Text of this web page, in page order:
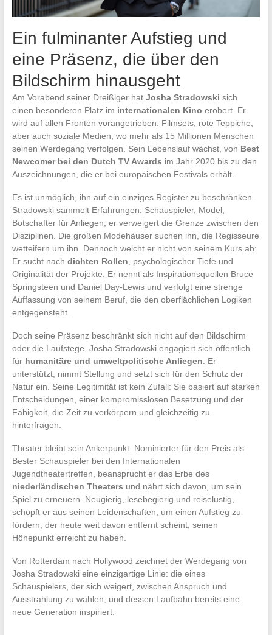
Ein fulminanter Aufstieg und
eine Präsenz, die über den
Bildschirm hinausgeht
Am Vorabend seiner Dreißiger hat Josha Stradowski sich
einen besonderen Platz im internationalen Kino erobert. Er
wird auf allen Fronten vorangetrieben: Filmsets, rote Teppiche,
aber auch soziale Medien, wo mehr als 15 Millionen Menschen
seinen Werdegang verfolgen. Sein Lebenslauf wächst, von Best
Newcomer bei den Dutch TV Awards im Jahr 2020 bis zu den
Auszeichnungen, die er bei europäischen Festivals erhält.
Es ist unmöglich, ihn auf ein einziges Register zu beschränken.
Stradowski sammelt Erfahrungen: Schauspieler, Model,
Botschafter für Anliegen, er verweigert die Grenze zwischen den
Disziplinen. Die großen Modehäuser suchen ihn, die Regisseure
wetteifern um ihn. Dennoch weicht er nicht von seinem Kurs ab:
Er sucht nach dichten Rollen , psychologischer Tiefe und
Originalität der Projekte. Er nennt als Inspirationsquellen Bruce
Springsteen und Daniel Day-Lewis und verfolgt eine strenge
Auffassung von seinem Beruf, die den oberflächlichen Logiken
entgegensteht.
Doch seine Präsenz beschränkt sich nicht auf den Bildschirm
oder die Laufstege. Josha Stradowski engagiert sich öffentlich
für humanitäre und umweltpolitische Anliegen . Er
unterstützt, nimmt Stellung und setzt sich für den Schutz der
Natur ein. Seine Legitimität ist kein Zufall: Sie basiert auf starken
Entscheidungen, einer kompromisslosen Besetzung und der
Fähigkeit, die Zeit zu verkörpern und gleichzeitig zu
hinterfragen.
Theater bleibt sein Ankerpunkt. Nominierter für den Preis als
Bester Schauspieler bei den Internationalen
Jugendtheatertreffen, beansprucht er das Erbe des
niederländischen Theaters und nährt sich davon, um sein
Spiel zu erneuern. Neugierig, lesebegierig und reiselustig,
schöpft er aus seinen Leidenschaften, um einen Aufstieg zu
fördern, der heute weit davon entfernt scheint, seinen
Höhepunkt erreicht zu haben.
Von Rotterdam nach Hollywood zeichnet der Werdegang von
Josha Stradowski eine einzigartige Linie: die eines
Schauspielers, der sich weigert, zwischen Anspruch und
Ausstrahlung zu wählen, und dessen Laufbahn bereits eine
neue Generation inspiriert.